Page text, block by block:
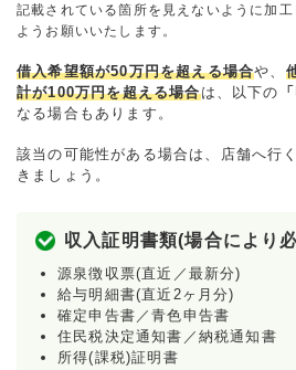
記載されている箇所を見えないように加
ようお願いいたします。
借入希望額が50万円を超える場合や、
計が100万円を超える場合は、以下の
なる場合もあります。
該当の可能性がある場合は、店舗へ行
きましょう。
収入証明書類(場合により
源泉徴収票(直近／最新分)
給与明細書(直近2ヶ月分)
確定申告書／青色申告書
住民税決定通知書／納税通知書
所得(課税)証明書